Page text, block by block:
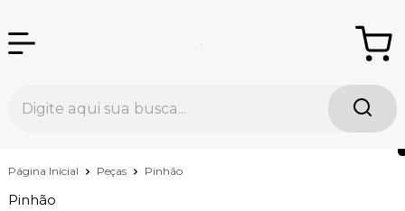
Página Inicial Peças Pinhão
Pinhão